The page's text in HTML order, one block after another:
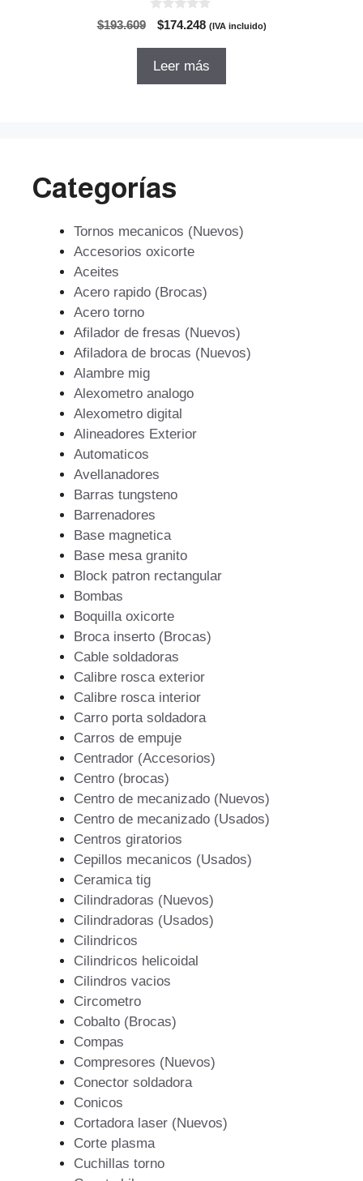
$193.609
El
original
$174.248El(IVA incluido)
Leer más
Categorías
Tornos mecanicos (Nuevos)
Accesorios oxicorte
Aceites
Acero rapido (Brocas)
Acero torno
Afilador de fresas (Nuevos)
Afiladora de brocas (Nuevos)
Alambre mig
Alexometro analogo
Alexometro digital
Alineadores Exterior
Automaticos
Avellanadores
Barras tungsteno
Barrenadores
Base magnetica
Base mesa granito
Block patron rectangular
Bombas
Boquilla oxicorte
Broca inserto (Brocas)
Cable soldadoras
Calibre rosca exterior
Calibre rosca interior
Carro porta soldadora
Carros de empuje
Centrador (Accesorios)
Centro (brocas)
Centro de mecanizado (Nuevos)
Centro de mecanizado (Usados)
Centros giratorios
Cepillos mecanicos (Usados)
Ceramica tig
Cilindradoras (Nuevos)
Cilindradoras (Usados)
Cilindricos
Cilindricos helicoidal
Cilindros vacios
Circometro
Cobalto (Brocas)
Compas
Compresores (Nuevos)
Conector soldadora
Conicos
Cortadora laser (Nuevos)
Corte plasma
Cuchillas torno